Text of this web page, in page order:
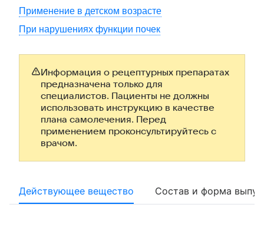
Применение в детском возрасте
При нарушениях функции почек
Информация о рецептурных препаратах
предназначена только для
специалистов. Пациенты не должны
использовать инструкцию в качестве
плана самолечения. Перед
применением проконсультируйтесь с
врачом.
Действующее вещество Состав и форма